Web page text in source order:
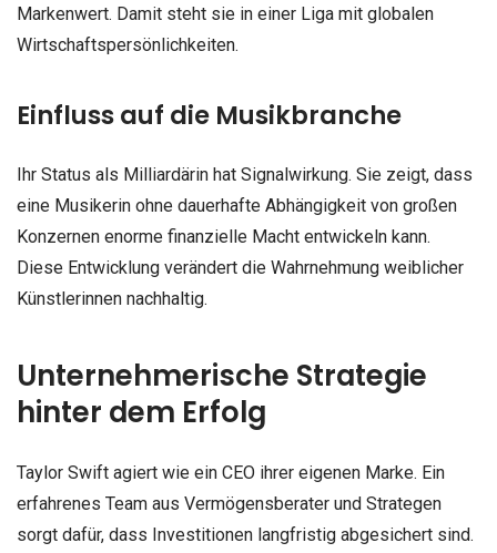
Markenwert. Damit steht sie in einer Liga mit globalen
Wirtschaftspersönlichkeiten.
Einfluss auf die Musikbranche
Ihr Status als Milliardärin hat Signalwirkung. Sie zeigt, dass
eine Musikerin ohne dauerhafte Abhängigkeit von großen
Konzernen enorme finanzielle Macht entwickeln kann.
Diese Entwicklung verändert die Wahrnehmung weiblicher
Künstlerinnen nachhaltig.
Unternehmerische Strategie
hinter dem Erfolg
Taylor Swift agiert wie ein CEO ihrer eigenen Marke. Ein
erfahrenes Team aus Vermögensberater und Strategen
sorgt dafür, dass Investitionen langfristig abgesichert sind.